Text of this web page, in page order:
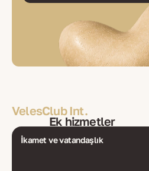
VelesClub Int.
Ek hizmetler
İkamet ve vatandaşlık